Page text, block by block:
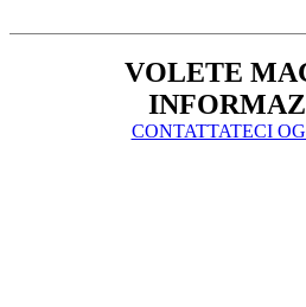
VOLETE
CONTATTATECI